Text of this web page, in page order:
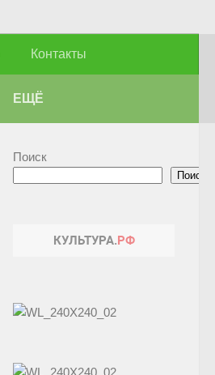
Контакты
ЕЩЁ
Поиск
Поиск